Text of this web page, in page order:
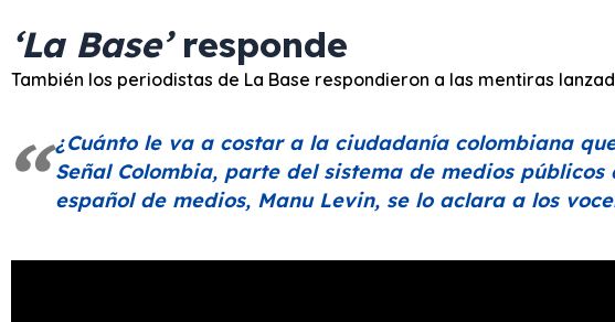
‘La Base’ responde
También los periodistas de La Base respondieron a las mentiras
¿Cuánto le va a costar a la ciudadanía colombiana
Señal Colombia, parte del sistema de medios públicos
español de medios, Manu Levin, se lo aclara a los